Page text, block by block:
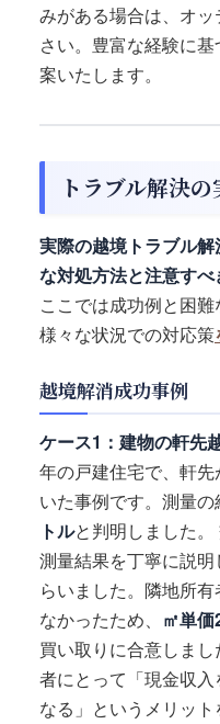
みがある場合は、オ
さい。豊富な経験に
案いたします。
トラブル解決
実際の越境トラブル
な対処方法と注意すべ
ここでは成功例と困難
様々な状況での対応策
越境解消成功事例
ケース1：建物の軒先
年の戸建住宅で、軒
いた事例です。測量
トルと判明しました
測量結果を丁寧に説
らいました。隣地所
なかったため、 ㎡単価
買い取りに合意しま
者にとって「現金収
なる」というメリッ